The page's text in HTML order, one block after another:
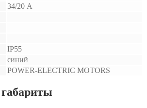
34/20 А
IP55
синий
POWER-ELECTRIC MOTORS